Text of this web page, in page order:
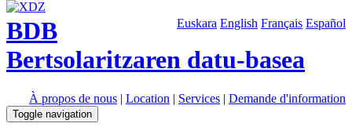
Euskara English Français Español
BDB
Bertsolaritzaren datu-basea
À propos de nous | Location | Services | Demande d'information
Toggle navigation